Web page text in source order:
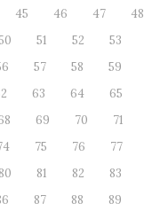
45 46 47
48
51 52 53
57 58 59
63 64 65
69 70 71
75 76 77
80 81 82 83
87 88 89